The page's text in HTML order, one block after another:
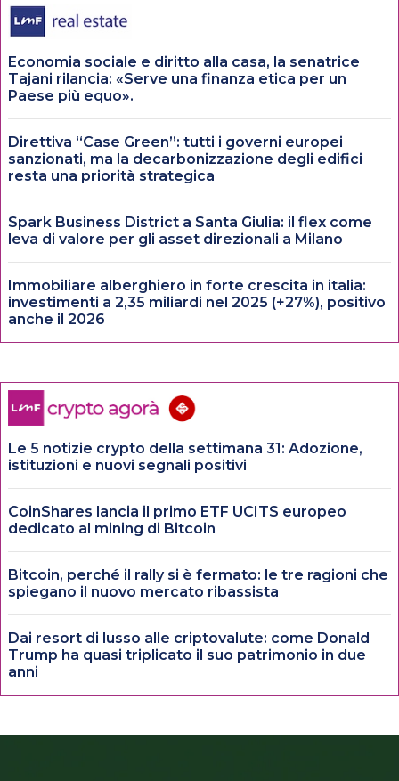
Economia sociale e diritto alla casa, la senatrice
Tajani rilancia: «Serve una finanza etica per un
Paese più equo».
Direttiva “Case Green”: tutti i governi europei
sanzionati, ma la decarbonizzazione degli edifici
resta una priorità strategica
Spark Business District a Santa Giulia: il flex come
leva di valore per gli asset direzionali a Milano
Immobiliare alberghiero in forte crescita in italia:
investimenti a 2,35 miliardi nel 2025 (+27%), positivo
anche il 2026
Le 5 notizie crypto della settimana 31: Adozione,
istituzioni e nuovi segnali positivi
CoinShares lancia il primo ETF UCITS europeo
dedicato al mining di Bitcoin
Bitcoin, perché il rally si è fermato: le tre ragioni che
spiegano il nuovo mercato ribassista
Dai resort di lusso alle criptovalute: come Donald
Trump ha quasi triplicato il suo patrimonio in due
anni